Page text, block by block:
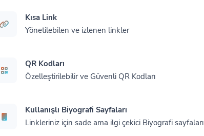
Kısa Link
Yönetilebilen ve izlenen linkler
QR Kodları
Özelleştirilebilir ve Güvenli QR Kodları
Kullanışlı Biyografi Sayfaları
Linkleriniz için sade ama ilgi çekici Biyografi sayfaları